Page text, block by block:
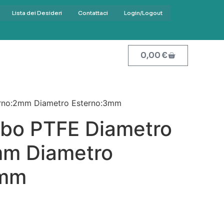
Lista dei Desideri Contattaci Login/Logout
0,00€
Diametro Esterno:3mm
PTFE Diametro
Diametro